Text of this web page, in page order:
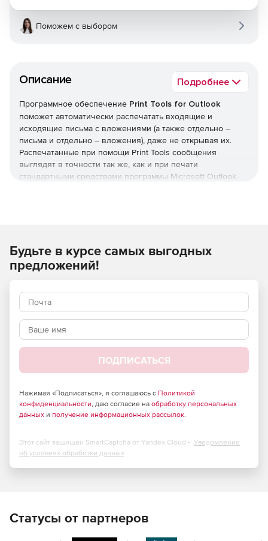
Описание Подробнее
Программное обеспечение Print Tools for Outlook
поможет автоматически распечатать входящие и
исходящие письма с вложениями (а также отдельно –
письма и отдельно – вложения), даже не открывая их.
Распечатанные при помощи Print Tools сообщения
выглядят в точности так же, как и при печати
стандартными средствами программы Microsoft Outlook.
приложенные к ним файлы. Хотя в программе Microsoft
Outlook есть стандартное правило печати, но при его
использовании нет возможности задать (или запретить)
отдельно от письма.
Print Tools предоставляет возможность распечатать
любое письмо и вложение (а так же «заметки», «задачи», и
Print Tools в панели задач Microsoft Outlook.
Поможем с выбором
Будьте в курсе самых выгодных
предложений!
ПОДПИСАТЬСЯ
Нажимая «Подписаться», я соглашаюсь с Политикой
конфиденциальности, даю согласие на обработку персональных
данных и получение информационных рассылок.
Этот сайт защищен SmartCaptcha от Yandex Cloud - Уведомление
об условиях обработки данных
Статусы от партнеров